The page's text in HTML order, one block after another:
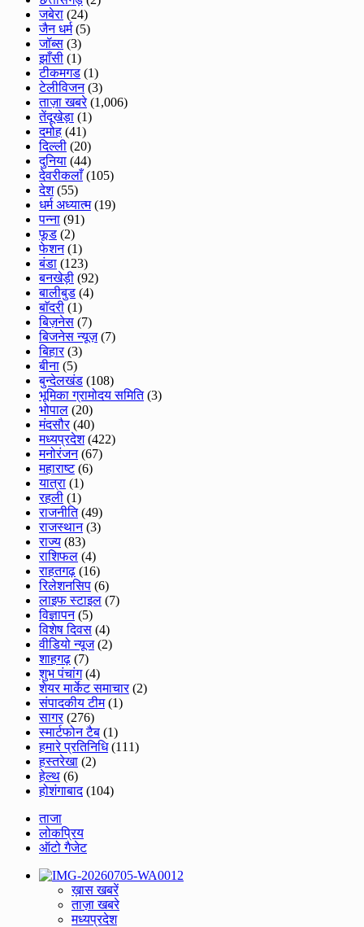
जबेरा (24)
जैन धर्म(5)
जॉब्स (3)
झाँसी (1)
टीकमगड (1)
टेलीविजन(3)
ताज़ा खबरे(1,006)
तेंदूखेड़ा (1)
दमोह (41)
दिल्ली (20)
दुनिया (44)
देवरीकलाँ(105)
देश(55)
धर्म अध्यात्म(19)
पन्ना (91)
फूड (2)
फेशन(1)
बंडा (123)
बनखेड़ी (92)
बालीबुड (4)
बाॅदरी (1)
बिज़नेस (7)
बिजनेस न्यूज़(7)
बिहार(3)
बीना (5)
बुन्देलखंड (108)
भूमिका ग्रामोदय समिति(3)
भोपाल (20)
मंदसौर(40)
मध्यप्रदेश(422)
मनोरंजन(67)
महाराष्ट(6)
यात्रा (1)
रहली (1)
राजनीति(49)
राजस्थान(3)
राज्य (83)
राशिफल (4)
राहतगढ़ (16)
रिलेशनसिप (6)
लाइफ स्टाइल (7)
विज्ञापन(5)
विशेष दिवस (4)
वीडियो न्यूज(2)
शाहगढ़ (7)
शुभ पंचांग(4)
शेयर मार्केट समाचार(2)
संपादकीय टीम(1)
सागर(276)
स्मार्टफोन टैब (1)
हमारे प्रतिनिधि(111)
हस्तरेखा (2)
हेल्थ (6)
होशंगाबाद(104)
ताजा
लोकप्रिय
ऑटो गैजेट
ख़ास खबरें
ताज़ा खबरे
मध्यप्रदेश